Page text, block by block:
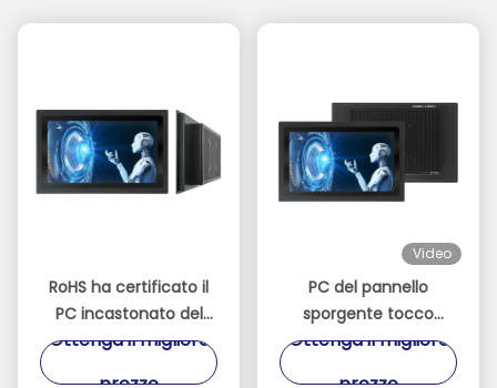
RoHS ha certificato il
PC incastonato del
pannello di tocco con i
Ottenga il migliore
Video
PC del pannello
sporgente tocco
capacitivo industriale
Ottenga il migliore